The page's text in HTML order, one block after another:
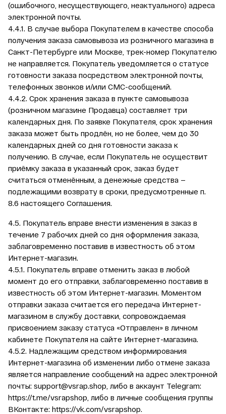
(ошибочного, несуществующего, неактуального) адреса
электронной почты.
4.4.1. В случае выбора Покупателем в качестве способа
получения заказа самовывоза из розничного магазина в
Санкт-Петербурге или Москве, трек-номер Покупателю
не направляется. Покупатель уведомляется о статусе
готовности заказа посредством электронной почты,
телефонных звонков и/или СМС-сообщений.
4.4.2. Срок хранения заказа в пункте самовывоза
(розничном магазине Продавца) составляет три
календарных дня. По заявке Покупателя, срок хранения
заказа может быть продлён, но не более, чем до 30
календарных дней со дня готовности заказа к
получению. В случае, если Покупатель не осуществит
приёмку заказа в указанный срок, заказ будет
считаться отменённым, а денежные средства —
подлежащими возврату в сроки, предусмотренные п.
8.6 настоящего Соглашения.
4.5. Покупатель вправе внести изменения в заказ в
течение 7 рабочих дней со дня оформления заказа,
заблаговременно поставив в известность об этом
Интернет-магазин.
4.5.1. Покупатель вправе отменить заказ в любой
момент до его отправки, заблаговременно поставив в
известность об этом Интернет-магазин. Моментом
отправки заказа считается его передача Интернет-
магазином в службу доставки, сопровождаемая
присвоением заказу статуса «Отправлен» в личном
кабинете Покупателя на сайте Интернет-магазина.
4.5.2. Надлежащим средством информирования
Интернет-магазина об изменении либо отмене заказа
является направление сообщений на адрес электронной
почты: support@vsrap.shop , либо в аккаунт Telegram:
https://t.me/vsrapshop , либо в личные сообщения группы
ВКонтакте: https://vk.com/vsrapshop.